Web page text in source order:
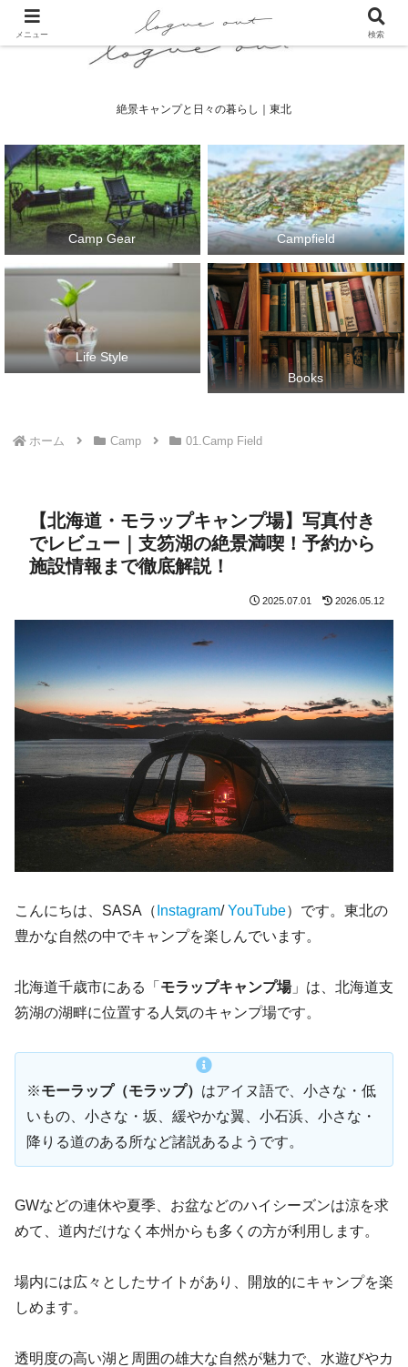
絶景キャンプと日々の暮らし｜東北
Camp Gear Campfield
Life Style
Books
ホーム Camp 01.Camp Field
【北海道・モラップキャンプ場】写真付き
でレビュー｜支笏湖の絶景満喫！予約から
施設情報まで徹底解説！
2025.07.01 2026.05.12
こんにちは、SASA（ Instagram/YouTube）です。東北の
豊かな自然の中でキャンプを楽しんでいます。
北海道千歳市にある「 モラップキャンプ場」は、北海道支
笏湖の湖畔に位置する人気のキャンプ場です。
※モーラップ（モラップ） はアイヌ語で、小さな・低
いもの、小さな・坂、緩やかな翼、小石浜、小さな・
降りる道のある所など諸説あるようです。
GWなどの連休や夏季、お盆などのハイシーズンは涼を求
めて、道内だけなく本州からも多くの方が利用します。
場内には広々としたサイトがあり、開放的にキャンプを楽
しめます。
透明度の高い湖と周囲の雄大な自然が魅力で、水遊びやカ
メニュー 検索